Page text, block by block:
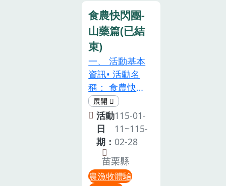
09:30 活動準
時開始(請大家
準時報到，避
免耽誤行
程)09:30-
10:00「芥菜
小學堂」說明
芥菜、鹹菜與
福菜的製作差
異與風味特色
10:00-
11:00「踩出
客庄香，福氣
滿滿藏」感受
食農快閃團-
山藥篇(已結
束)
一、 活動基本
資訊• 活動名
稱： 食農快閃
團-山藥篇• 活
動主旨： 透過
低碳載具漫遊
西湖，親手挖
掘地底驚喜，
體驗親手採收
的豐收樂趣。
活動
日
期：
115-01-
11~115-
02-28
苗栗縣
農漁牧體驗